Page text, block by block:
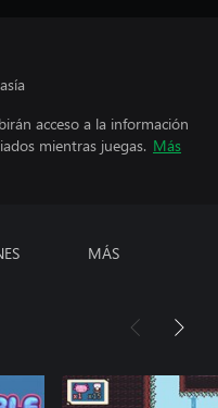
acceso a la información
mientras juegas. Más
MÁS